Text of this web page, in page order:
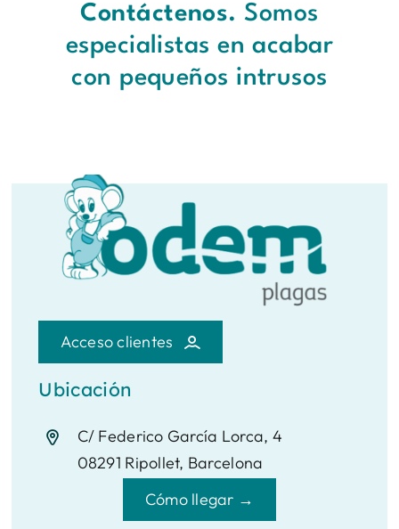
Contáctenos. Somos
especialistas en acabar
con pequeños intrusos
Acceso clientes
Ubicación
C/ Federico García Lorca, 4
08291 Ripollet, Barcelona
Cómo llegar →